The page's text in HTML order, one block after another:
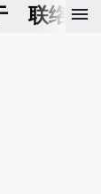
联络我
menu